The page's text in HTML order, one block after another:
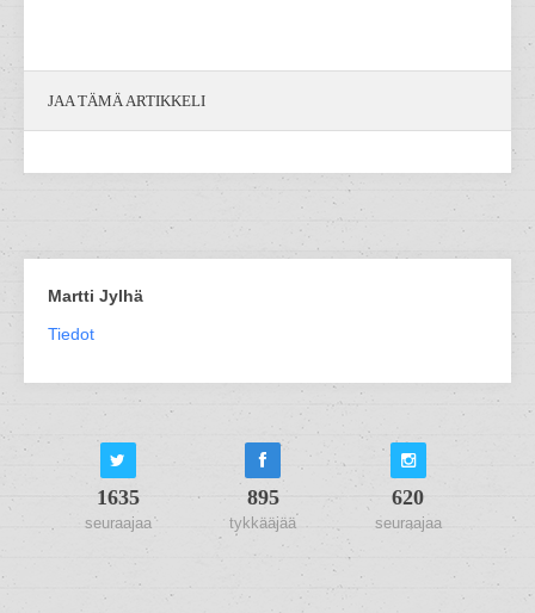
JAA TÄMÄ ARTIKKELI
Martti Jylhä
Tiedot
1635
seuraajaa
895
tykkääjää
620
seuraajaa